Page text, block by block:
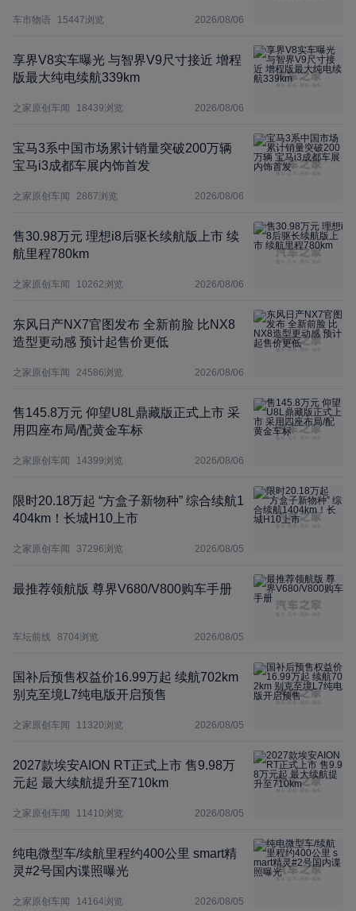
车市物语 15447浏览 2026/08/06
享界V8实车曝光 与智界V9尺寸接近 增程
版最大纯电续航339km
之家原创车闻 18439浏览 2026/08/06
宝马3系中国市场累计销量突破200万辆
宝马i3成都车展内饰首发
之家原创车闻 2867浏览 2026/08/06
售30.98万元 理想i8后驱长续航版上市 续
航里程780km
之家原创车闻 10262浏览 2026/08/06
东风日产NX7官图发布 全新前脸 比NX8
造型更动感 预计起售价更低
之家原创车闻 24586浏览 2026/08/06
售145.8万元 仰望U8L鼎藏版正式上市 采
用四座布局/配黄金车标
之家原创车闻 14399浏览 2026/08/06
限时20.18万起 “方盒子新物种” 综合续航1
404km！长城H10上市
之家原创车闻 37296浏览 2026/08/05
最推荐领航版 尊界V680/V800购车手册
车坛前线 8704浏览 2026/08/05
国补后预售权益价16.99万起 续航702km
别克至境L7纯电版开启预售
之家原创车闻 11320浏览 2026/08/05
2027款埃安AION RT正式上市 售9.98万
元起 最大续航提升至710km
之家原创车闻 11410浏览 2026/08/05
纯电微型车/续航里程约400公里 smart精
灵#2号国内谍照曝光
之家原创车闻 14164浏览 2026/08/05